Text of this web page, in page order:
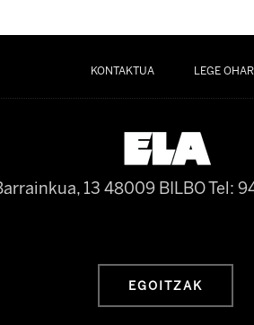
KONTAKTUA LEGE
13 48009 BILBOTel:
EGOITZAK